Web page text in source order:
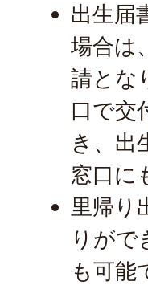
出生届
場合は
請とな
口で交
き、出
窓口に
里帰り
りがで
も可能